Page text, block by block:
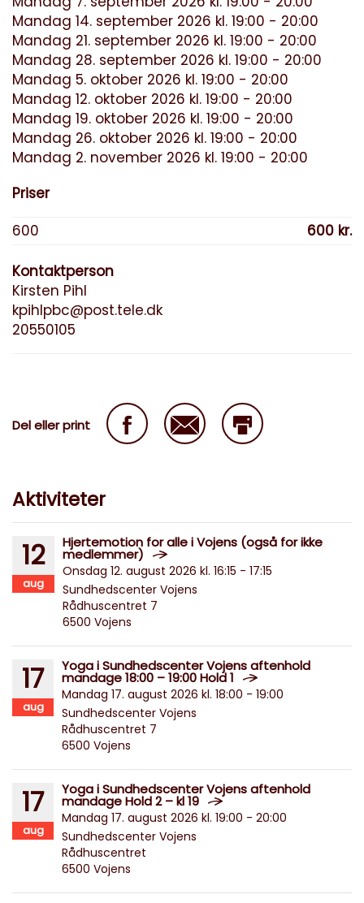
Mandag 14. september 2026 kl. 19:00 - 20:00
Mandag 21. september 2026 kl. 19:00 - 20:00
Mandag 28. september 2026 kl. 19:00 - 20:00
Mandag 5. oktober 2026 kl. 19:00 - 20:00
Mandag 12. oktober 2026 kl. 19:00 - 20:00
Mandag 19. oktober 2026 kl. 19:00 - 20:00
Mandag 26. oktober 2026 kl. 19:00 - 20:00
Mandag 2. november 2026 kl. 19:00 - 20:00
Priser
600
600 kr.
Kontaktperson
Kirsten Pihl
kpihlpbc@post.tele.dk
20550105
Del eller print
Aktiviteter
12
aug
Hjertemotion for alle i Vojens (også for ikke
medlemmer)
Onsdag 12. august 2026 kl. 16:15 - 17:15
Sundhedscenter Vojens
Rådhuscentret 7
6500 Vojens
17
aug
Yoga i Sundhedscenter Vojens aftenhold
mandage 18:00 – 19:00 Hold 1
Mandag 17. august 2026 kl. 18:00 - 19:00
Sundhedscenter Vojens
Rådhuscentret 7
6500 Vojens
17
aug
Yoga i Sundhedscenter Vojens aftenhold
mandage Hold 2 – kl 19
Mandag 17. august 2026 kl. 19:00 - 20:00
Sundhedscenter Vojens
Rådhuscentret
6500 Vojens